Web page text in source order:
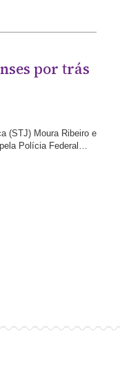
por trás
(STJ) Moura Ribeiro e
Polícia Federal…